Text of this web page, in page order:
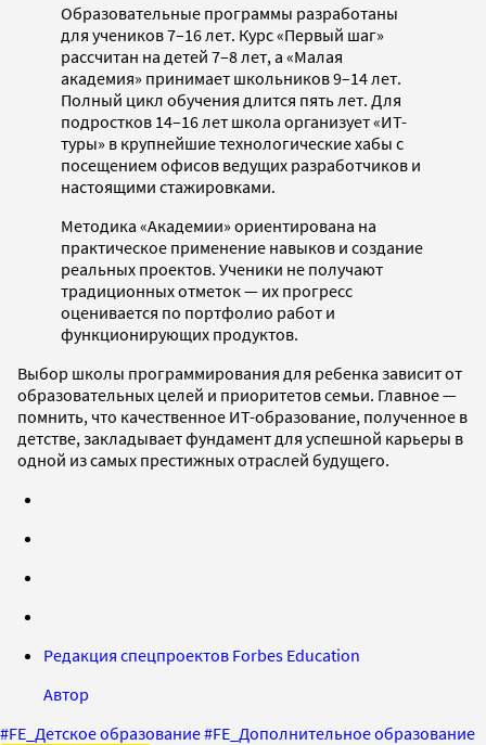
Образовательные программы разработаны
для учеников 7–16 лет. Курс «Первый шаг»
рассчитан на детей 7–8 лет, а «Малая
академия» принимает школьников 9–14 лет.
Полный цикл обучения длится пять лет. Для
подростков 14–16 лет школа организует «ИТ-
туры» в крупнейшие технологические хабы с
посещением офисов ведущих разработчиков и
настоящими стажировками.
Методика «Академии» ориентирована на
практическое применение навыков и создание
реальных проектов. Ученики не получают
традиционных отметок — их прогресс
оценивается по портфолио работ и
функционирующих продуктов.
Выбор школы программирования для ребенка зависит от
образовательных целей и приоритетов семьи. Главное —
помнить, что качественное ИТ-образование, полученное в
детстве, закладывает фундамент для успешной карьеры в
одной из самых престижных отраслей будущего.
Редакция спецпроектов Forbes Education
Автор
#FE_Детское образование#FE_Дополнительное образование